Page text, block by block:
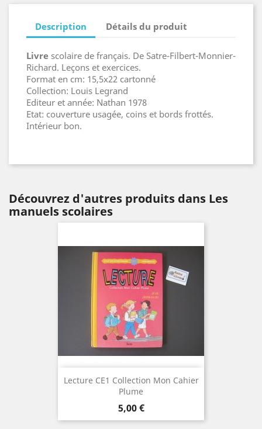
Description Détails du produit
Livre scolaire de français. De Satre-Filbert-Monnier-
Richard. Leçons et exercices.
Format en cm: 15,5x22 cartonné
Collection: Louis Legrand
Editeur et année: Nathan 1978
Etat: couverture usagée, coins et bords frottés.
Intérieur bon.
Découvrez d'autres produits dans Les
manuels scolaires
Lecture CE1 Collection Mon Cahier
Plume
Prix
5,00 €